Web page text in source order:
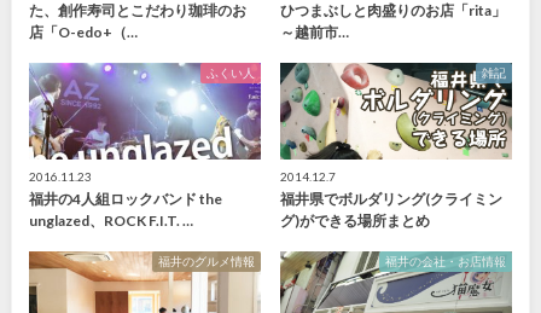
た、創作寿司とこだわり珈琲のお
店「O-edo+（…
ひつまぶしと肉盛りのお店「rita」
～越前市…
ふくい人
2016.11.23
福井の4人組ロックバンド the
unglazed、ROCK F.I.T. …
雑記
2014.12.7
福井県でボルダリング(クライミン
グ)ができる場所まとめ
福井のグルメ情報 福井の会社・お店情報